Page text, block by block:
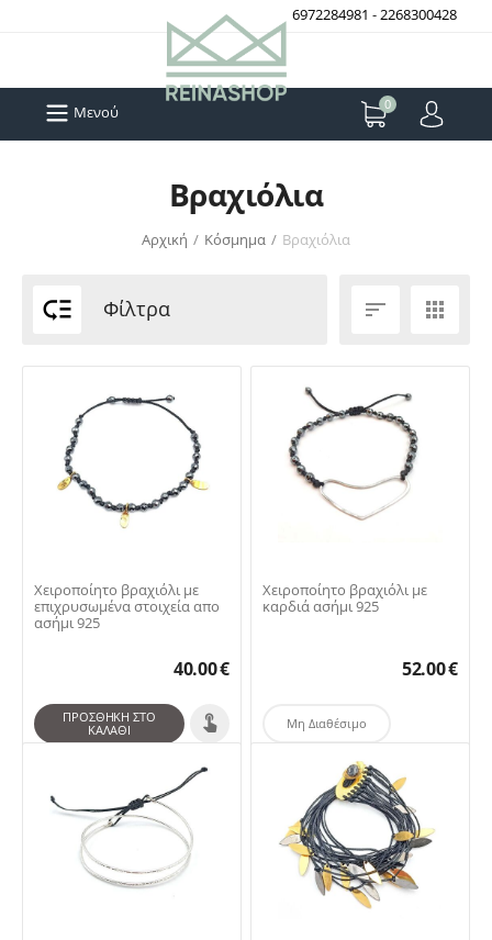
6972284981 -2268300428
Μενού 0
Βραχιόλια
Αρχική / Κόσμημα / Βραχιόλια
 Φίλτρα  
Χειροποίητο βραχιόλι με
επιχρυσωμένα στοιχεία απο
ασήμι 925
40.00€
ΠΡΟΣΘΉΚΗ ΣΤΟ
ΚΑΛΆΘΙ
Χειροποίητο βραχιόλι με
καρδιά ασήμι 925
52.00€
Μη Διαθέσιμο